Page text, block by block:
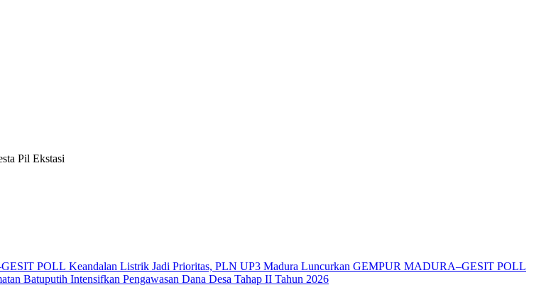
Pil Ekstasi
Keandalan Listrik Jadi Prioritas, PLN UP3 Madura Luncurkan GEMPUR MADURA–GESIT POLL
Batuputih Intensifkan Pengawasan Dana Desa Tahap II Tahun 2026